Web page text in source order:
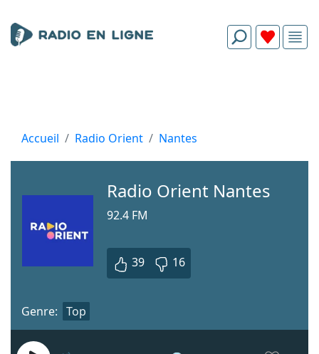
Accueil Radio Orient Nantes
Radio Orient Nantes
92.4 FM
39 16
Genre: Top